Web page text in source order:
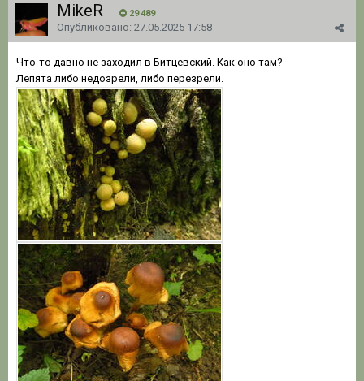
MikeR 29 489
Опубликовано: 27.05.2025 17:58
Что-то давно не заходил в Битцевский. Как оно там?
Лепята либо недозрели, либо перезрели.